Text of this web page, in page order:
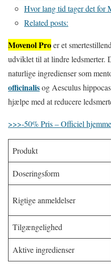
Hvor lang tid tager det for
Related posts:
Movenol Proer et
udviklet til at lindre ledsmerter.
naturlige ingredienser som
officinalisog Aesculus
hjælpe med at reducere
>>>-50% Pris – Officiel
Produkt
Doseringsform
Rigtige anmeldelser
Tilgængelighed
Aktive ingredienser